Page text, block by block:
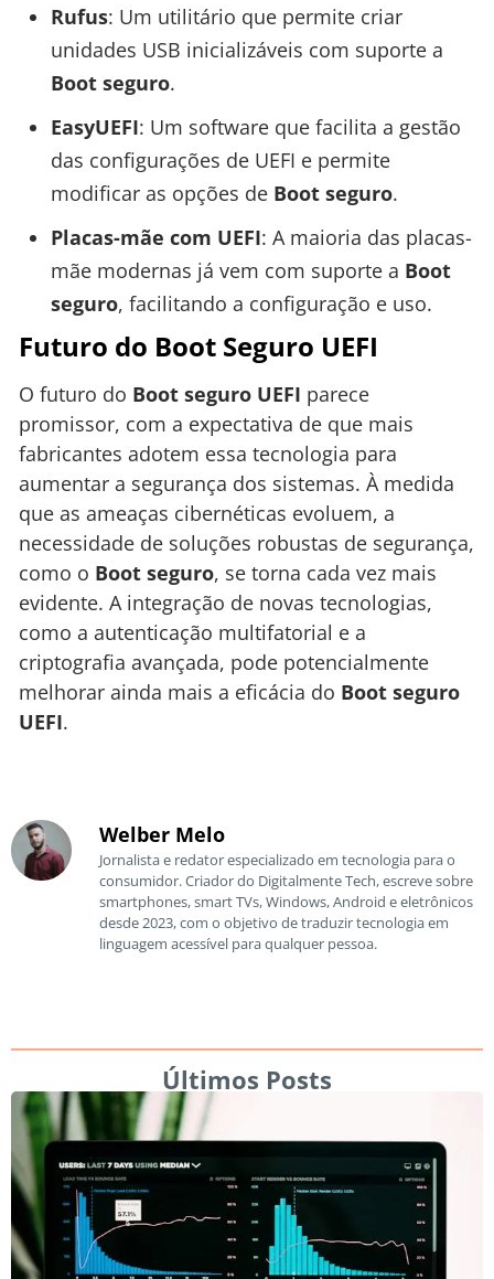
Rufus: Um utilitário que permite criar
unidades USB inicializáveis com suporte a
Boot seguro.
EasyUEFI: Um software que facilita a gestão
das configurações de UEFI e permite
modificar as opções de Boot seguro.
Placas-mãe com UEFI: A maioria das placas-
mãe modernas já vem com suporte a Boot
seguro, facilitando a configuração e uso.
Futuro do Boot Seguro UEFI
O futuro do Boot seguro UEFI parece
promissor, com a expectativa de que mais
fabricantes adotem essa tecnologia para
aumentar a segurança dos sistemas. À medida
que as ameaças cibernéticas evoluem, a
necessidade de soluções robustas de segurança,
como o Boot seguro, se torna cada vez mais
evidente. A integração de novas tecnologias,
como a autenticação multifatorial e a
criptografia avançada, pode potencialmente
melhorar ainda mais a eficácia do Boot seguro
UEFI.
Welber Melo
Jornalista e redator especializado em tecnologia para o
consumidor. Criador do Digitalmente Tech, escreve sobre
smartphones, smart TVs, Windows, Android e eletrônicos
desde 2023, com o objetivo de traduzir tecnologia em
linguagem acessível para qualquer pessoa.
Últimos Posts